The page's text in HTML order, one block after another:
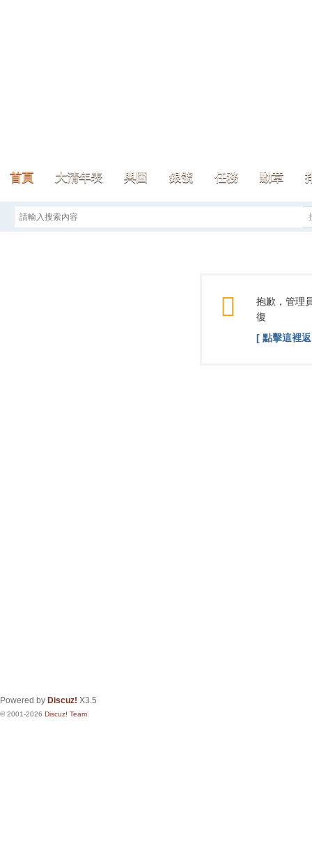
首頁 大清年表 輿圖 銀號 任務 勳章
抱歉，管理
復
[ 點擊這裡
Powered by Discuz! X3.5
© 2001-2026 Discuz! Team